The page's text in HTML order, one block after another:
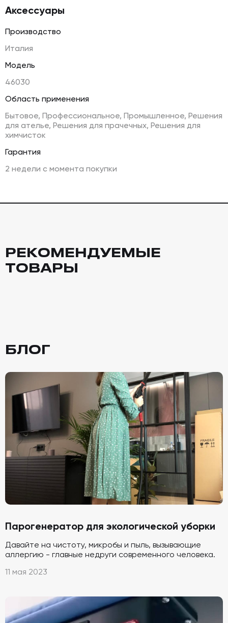
Аксессуары
Производство
Италия
Модель
46030
Область применения
Бытовое, Профессиональное, Промышленное, Решения
для ателье, Решения для прачечных, Решения для
химчисток
Гарантия
2 недели с момента покупки
РЕКОМЕНДУЕМЫЕ
ТОВАРЫ
БЛОГ
Парогенератор для экологической уборки
Давайте на чистоту, микробы и пыль, вызывающие
аллергию - главные недруги современного человека.
11 мая 2023